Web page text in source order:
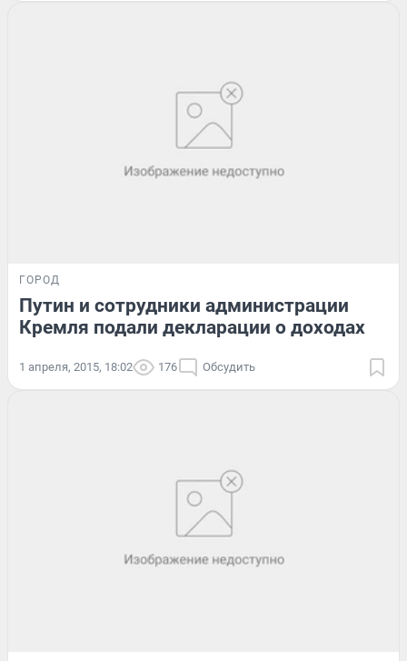
ГОРОД
Путин и сотрудники администрации
Кремля подали декларации о доходах
1 апреля, 2015, 18:02 176 Обсудить